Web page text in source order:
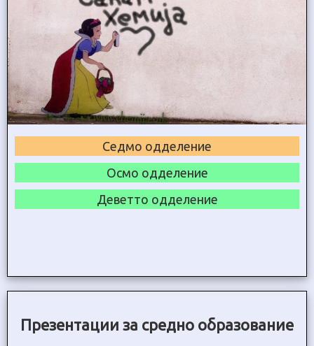
Седмо одделение
Осмо одделение
Деветто одделение
Презентации за средно образование